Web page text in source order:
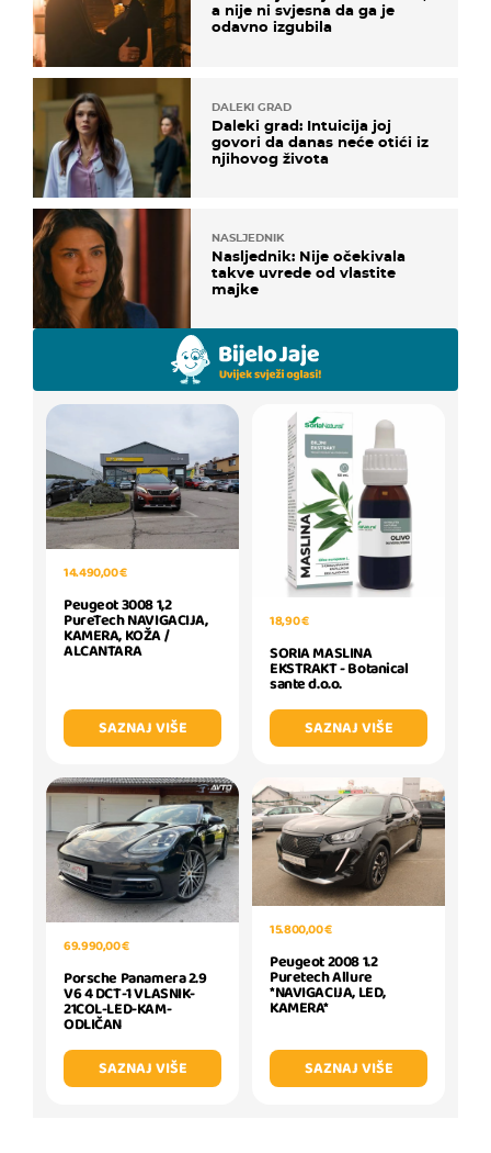
a nije ni svjesna da ga je
odavno izgubila
DALEKI GRAD
Daleki grad: Intuicija joj
govori da danas neće otići iz
njihovog života
NASLJEDNIK
Nasljednik: Nije očekivala
takve uvrede od vlastite
majke
14.490,00 €
Peugeot 3008 1,2
PureTech NAVIGACIJA,
KAMERA, KOŽA /
ALCANTARA
SAZNAJ VIŠE
18,90 €
SORIA MASLINA
EKSTRAKT - Botanical
sante d.o.o.
SAZNAJ VIŠE
69.990,00 €
Porsche Panamera 2.9
V6 4 DCT-1 VLASNIK-
21COL-LED-KAM-
ODLIČAN
SAZNAJ VIŠE
15.800,00 €
Peugeot 2008 1.2
Puretech Allure
*NAVIGACIJA, LED,
KAMERA*
SAZNAJ VIŠE